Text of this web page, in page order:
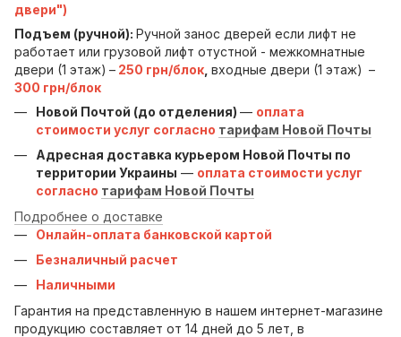
двери")
Подъем (ручной): Ручной занос дверей если лифт не
работает или грузовой лифт отустной - межкомнатные
двери (1 этаж) – 250 грн/блок входные двери (1 этаж) –
300 грн/блок
Новой Почтой (до отделения) — оплата
стоимости услуг согласно тарифам Новой Почты
Адресная доставка курьером Новой Почты по
территории Украины — оплата стоимости услуг
согласно тарифам Новой Почты
Подробнее о доставке
Онлайн-оплата банковской картой
Безналичный расчет
Наличными
Гарантия на представленную в нашем интернет-магазине
продукцию составляет от 14 дней до 5 лет, в